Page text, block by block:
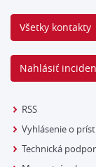
Všetky kontakty
Nahlásiť
RSS
Vyhlásenie o
Technická